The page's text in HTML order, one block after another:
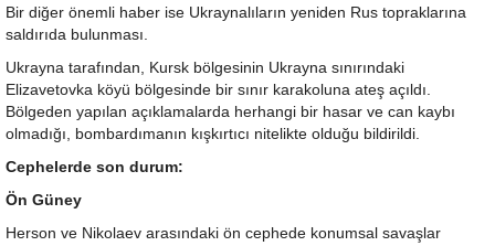
Bir diğer önemli haber ise Ukraynalıların yeniden Rus topraklarına
saldırıda bulunması.
Ukrayna tarafından, Kursk bölgesinin Ukrayna sınırındaki
Elizavetovka köyü bölgesinde bir sınır karakoluna ateş açıldı.
Bölgeden yapılan açıklamalarda herhangi bir hasar ve can kaybı
olmadığı, bombardımanın kışkırtıcı nitelikte olduğu bildirildi.
Cephelerde son durum:
Ön Güney
Herson ve Nikolaev arasındaki ön cephede konumsal savaşlar